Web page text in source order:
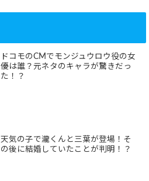
ドコモのCMでモンジュウロウ役の女
優は誰？元ネタのキャラが驚きだっ
た！？
天気の子で瀧くんと三葉が登場！そ
の後に結婚していたことが判明！？